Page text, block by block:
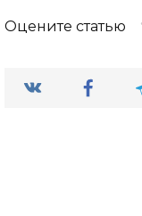
Оцените статью